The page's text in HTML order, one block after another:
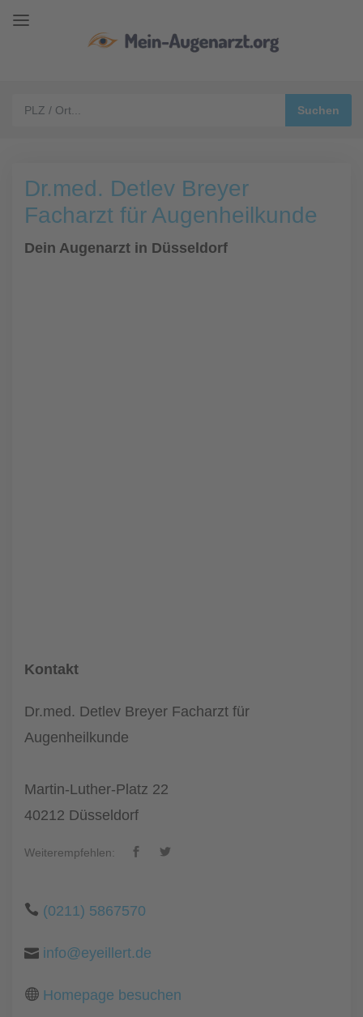
Dr.med. Detlev Breyer
Facharzt für Augenheilkunde
Dein Augenarzt in Düsseldorf
Kontakt
Dr.med. Detlev Breyer Facharzt für
Augenheilkunde
Martin-Luther-Platz 22
40212 Düsseldorf
Weiterempfehlen:
(0211) 5867570
info@eyeillert.de
Homepage besuchen